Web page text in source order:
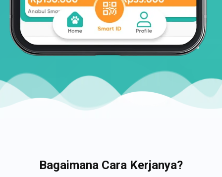
Bagaimana Cara Kerjanya?